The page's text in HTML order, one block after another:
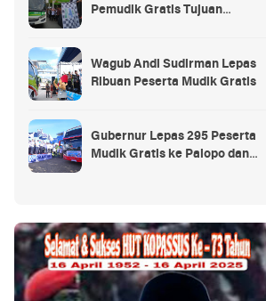
Pemudik Gratis Tujuan
Wagub Andi Sudirman Lepas
Ribuan Peserta Mudik Gratis
Gubernur Lepas 295 Peserta
Mudik Gratis ke Palopo dan